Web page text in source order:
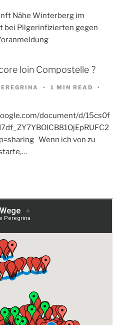
Nähe Winterberg im
bei Pilgerinfizierten gegen
loin Compostelle ?
1 MIN READ
document/d/15cs0f
Wenn ich von zu